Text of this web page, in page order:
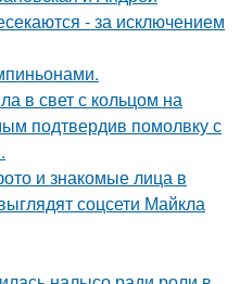
- за исключением
в свет с кольцом на
подтвердив помолвку с
и знакомые лица в
соцсети Майкла